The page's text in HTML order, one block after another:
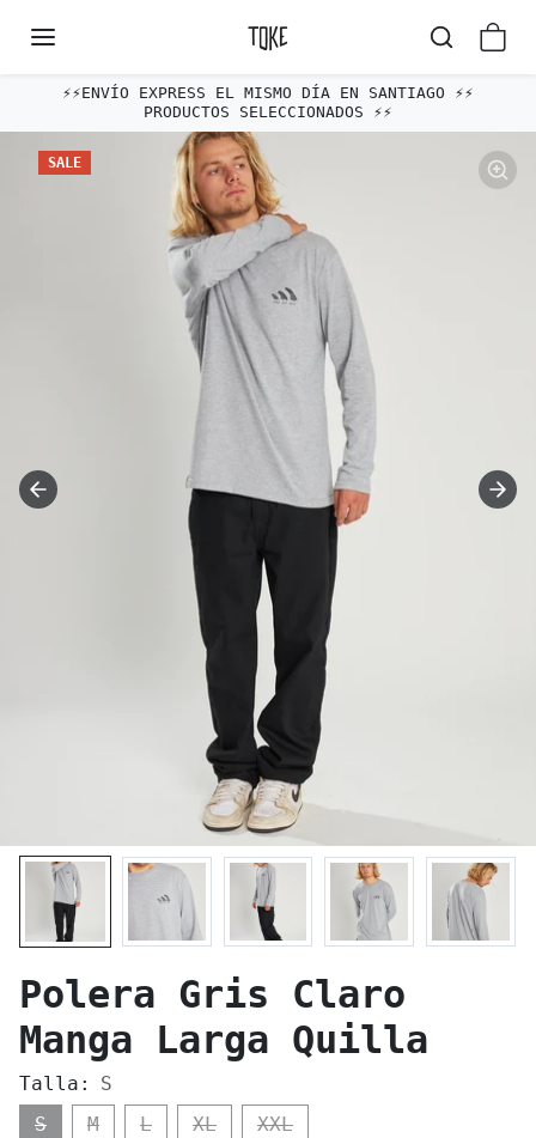
⚡️⚡️ENVÍO EXPRESS EL MISMO DÍA EN SANTIAGO ⚡️⚡️
PRODUCTOS SELECCIONADOS ⚡️⚡️
Omitir e ir a la información del producto
SALE
Polera Gris Claro
Manga Larga Quilla
Talla:
S
S
M L XL XXL